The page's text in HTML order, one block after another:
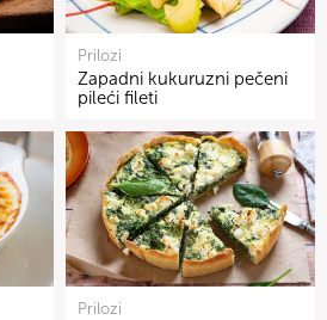
Prilozi
Zapadni kukuruzni pečeni
pileći fileti
Prilozi